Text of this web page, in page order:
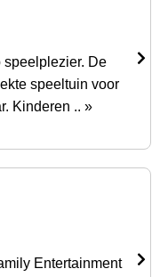
speelplezier. De
speeltuin voor
Kinderen .. »
Entertainment